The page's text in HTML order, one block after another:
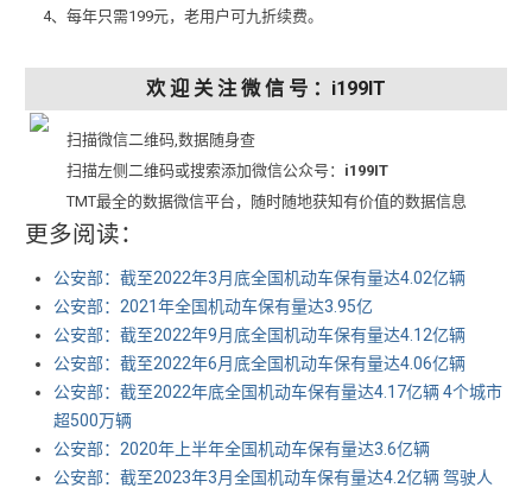
4、每年只需199元，老用户可九折续费。
欢 迎 关 注 微 信 号 ：i199IT
扫描微信二维码,数据随身查
扫描左侧二维码或搜索添加微信公众号： i199IT
TMT最全的数据微信平台，随时随地获知有价值的数据信息
更多阅读：
公安部：截至2022年3月底全国机动车保有量达4.02亿辆
公安部：2021年全国机动车保有量达3.95亿
公安部：截至2022年9月底全国机动车保有量达4.12亿辆
公安部：截至2022年6月底全国机动车保有量达4.06亿辆
公安部：截至2022年底全国机动车保有量达4.17亿辆 4个城市
超500万辆
公安部：2020年上半年全国机动车保有量达3.6亿辆
公安部：截至2023年3月全国机动车保有量达4.2亿辆 驾驶人